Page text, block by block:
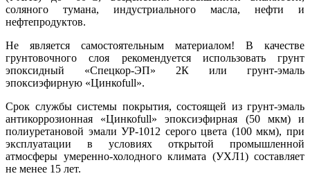
соляного тумана, индустриального масла, нефти и
нефтепродуктов.
Не является самостоятельным материалом! В качестве
грунтовочного слоя рекомендуется использовать грунт
эпоксидный «Спецкор-ЭП» 2К или грунт-эмаль
эпоксиэфирную «Цинкоfull».
Срок службы системы покрытия, состоящей из грунт-эмаль
антикоррозионная «Цинкоfull» эпоксиэфирная (50 мкм) и
полиуретановой эмали УР-1012 серого цвета (100 мкм), при
эксплуатации в условиях открытой промышленной
атмосферы умеренно-холодного климата (УХЛ1) составляет
не менее 15 лет.